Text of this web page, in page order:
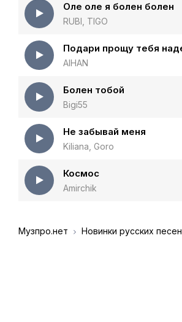
Оле оле я болен болен
RUBI, TIGO
AIHAN
Болен тобой
Bigi55
Не забывай меня
Kiliana, Goro
Космос
Amirchik
Музпро.нет Новинки русских песен